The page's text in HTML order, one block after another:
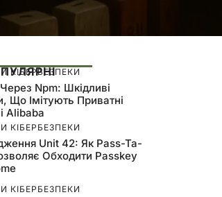
КІБЕРБЕЗПЕКИ
Npm: Шкідливі
Що Імітують Приватні
Alibaba
КІБЕРБЕЗПЕКИ
Unit 42: Як Pass-Ta-
Обходити Passkey
КІБЕРБЕЗПЕКИ